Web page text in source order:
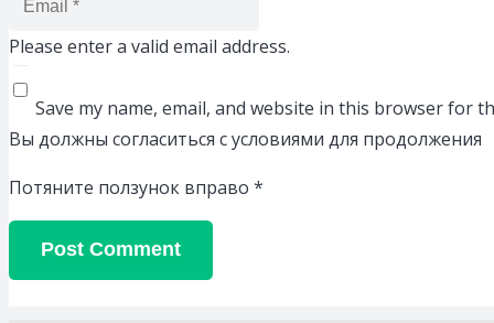
Please enter a valid email address.
Save my name, email, and website in this browser for
Вы должны согласиться с условиями для продолжения
Потяните ползунок вправо *
Post Comment